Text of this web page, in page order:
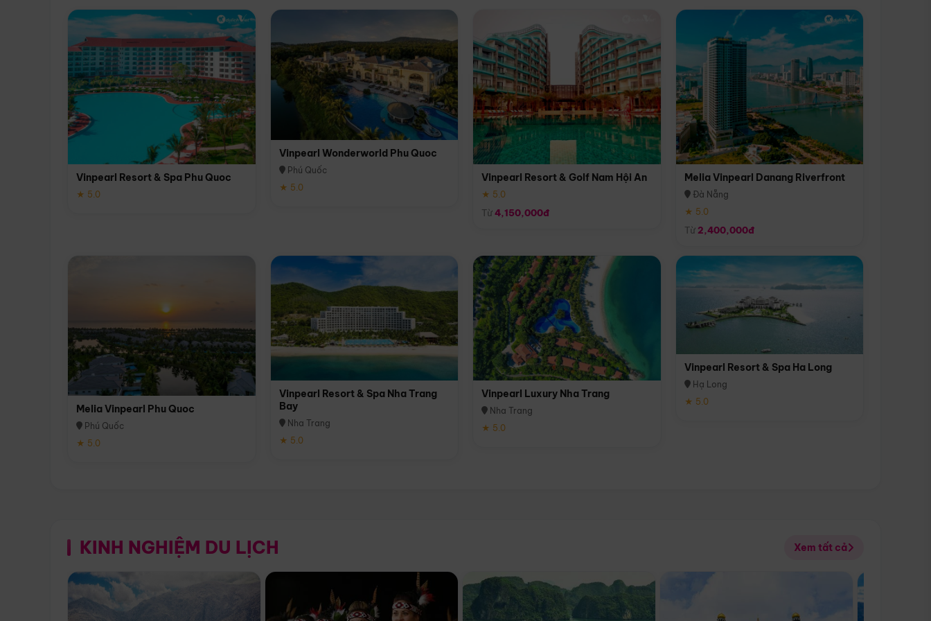
Vinpearl Resort & Spa Phu Quoc
★ 5.0
Vinpearl Wonderworld Phu Quoc
Phú Quốc
★ 5.0
Vinpearl Resort & Golf Nam Hội An
★ 5.0
Từ4,150,000đ
Melia Vinpearl Danang Riverfront
Đà Nẵng
★ 5.0
Từ 2,400,000đ
Melia Vinpearl Phu Quoc
Phú Quốc
★ 5.0
Vinpearl Resort & Spa Nha Trang
Bay
Nha Trang
★ 5.0
Vinpearl Luxury Nha Trang
Nha Trang
★ 5.0
Vinpearl Resort & Spa Ha Long
Hạ Long
★ 5.0
KINH NGHIỆM DU LỊCH Xem tất cả